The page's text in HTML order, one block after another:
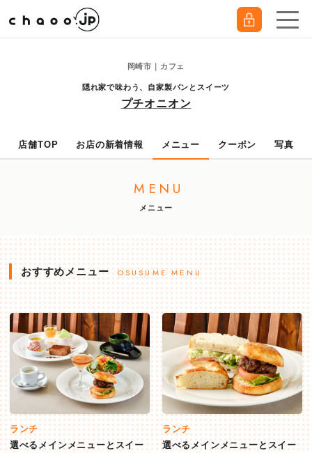
岡崎市｜カフェ
隠れ家で味わう、自家製パンとスイーツ
プチオニオン
店舗TOP お店の新着情報 メニュー クーポン 写真
MENU
メニュー
おすすめメニュー OSUSUME MENU
ランチ
選べるメインメニューとスイー
ランチ
選べるメインメニューとスイー